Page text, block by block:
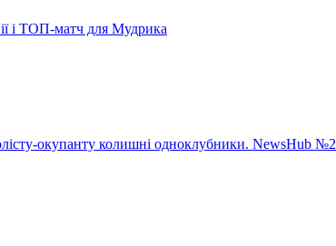
і ТОП-матч для Мудрика
окупанту колишні одноклубники. NewsHub №2